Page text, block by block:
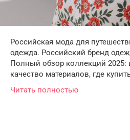
Российская мода для
одежда. Российский бренд
Полный обзор коллекций 2025:
качество материалов, где
Читать полностью